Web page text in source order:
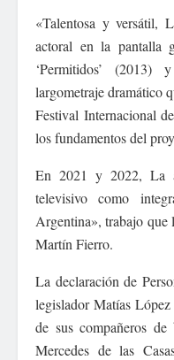
«Talentosa y versátil,
actoral en la pantalla
‘Permitidos’ (2013)
largometraje dramático
Festival Internacional
los fundamentos del
En 2021 y 2022, La
televisivo como
Argentina», trabajo que
Martín Fierro.
La declaración de
legislador Matías
de sus compañeros
Mercedes de las